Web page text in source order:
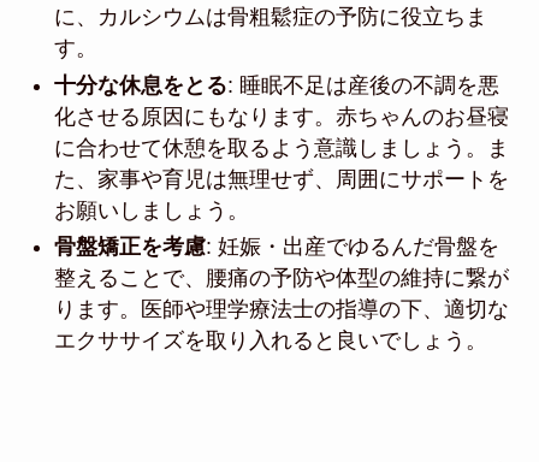
に、カルシウムは骨粗鬆症の予防に役立ちま
す。
十分な休息をとる: 睡眠不足は産後の不調を悪
化させる原因にもなります。赤ちゃんのお昼寝
に合わせて休憩を取るよう意識しましょう。ま
た、家事や育児は無理せず、周囲にサポートを
お願いしましょう。
骨盤矯正を考慮: 妊娠・出産でゆるんだ骨盤を
整えることで、腰痛の予防や体型の維持に繋が
ります。医師や理学療法士の指導の下、適切な
エクササイズを取り入れると良いでしょう。